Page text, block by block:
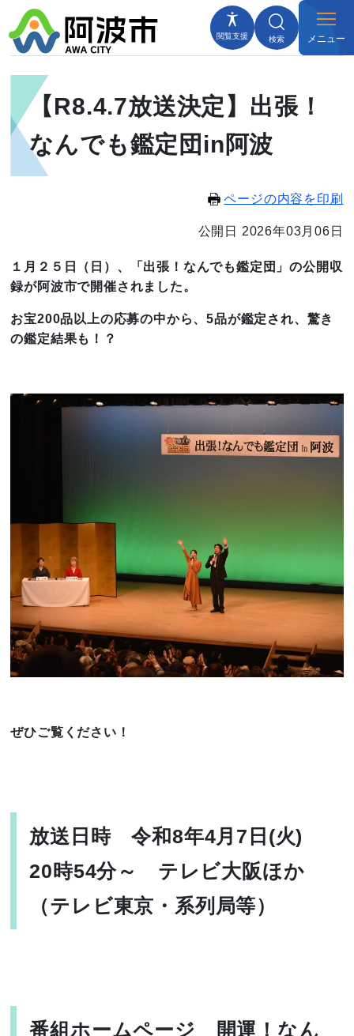
閲覧支援 検索 メニュー
【R8.4.7放送決定】出張！
なんでも鑑定団in阿波
ページの内容を印刷
公開日 2026年03月06日
１月２５日（日）、「出張！なんでも鑑定団」の公開収
録が阿波市で開催されました。
お宝200品以上の応募の中から、5品が鑑定され、驚き
の鑑定結果も！？
ぜひご覧ください！
放送日時令和8年4月7日(火)
20時54分～ テレビ大阪ほか
（テレビ東京・系列局等）
番組ホームページ
開運！なん